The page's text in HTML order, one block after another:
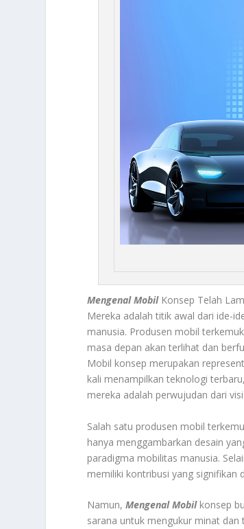
Mengenal MobilKonsep Telah
Mereka adalah titik awal dari ide-
manusia. Produsen mobil
masa depan akan terlihat dan
Mobil konsep merupakan
kali menampilkan teknologi
mereka adalah perwujudan dari
Salah satu produsen mobil
hanya menggambarkan desain
paradigma mobilitas manusia.
memiliki kontribusi yang signifikan
Namun,Mengenal Mobilkonsep
sarana untuk mengukur minat